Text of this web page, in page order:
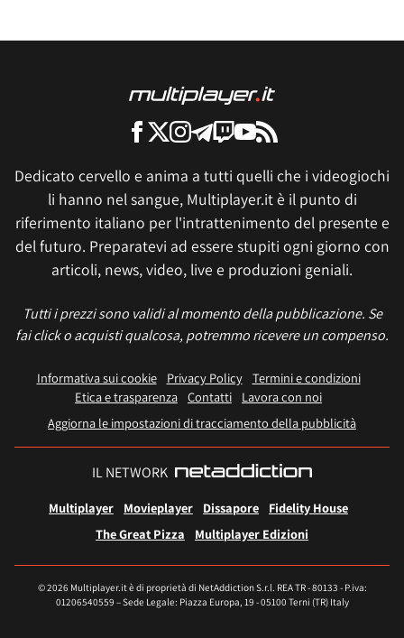
Dedicato cervello e anima a tutti quelli che i videogiochi
li hanno nel sangue, Multiplayer.it è il punto di
riferimento italiano per l'intrattenimento del presente e
del futuro. Preparatevi ad essere stupiti ogni giorno con
articoli, news, video, live e produzioni geniali.
Tutti i prezzi sono validi al momento della pubblicazione. Se
fai click o acquisti qualcosa, potremmo ricevere un compenso.
Informativa sui cookie Privacy Policy
Termini e condizioni
Etica e trasparenza Contatti
Lavora con noi
Aggiorna le impostazioni di tracciamento della pubblicità
IL NETWORK
Multiplayer Movieplayer Dissapore
Fidelity House
The Great Pizza
Multiplayer Edizioni
© 2026 Multiplayer.it è di proprietà di NetAddiction S.r.l. REA TR - 80133 - P.iva:
01206540559 – Sede Legale: Piazza Europa, 19 - 05100 Terni (TR) Italy